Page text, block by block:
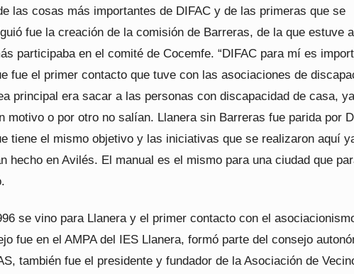
las cosas más importantes de DIFAC y de las primeras que se
fue la creación de la comisión de Barreras, de la que estuve
participaba en el comité de Cocemfe. “DIFAC para mí es
fue el primer contacto que tuve con las asociaciones de
principal era sacar a las personas con discapacidad de casa,
motivo o por otro no salían. Llanera sin Barreras fue parida por
tiene el mismo objetivo y las iniciativas que se realizaron aquí
hecho en Avilés. El manual es el mismo para una ciudad que
se vino para Llanera y el primer contacto con el
fue en el AMPA del IES Llanera, formó parte del consejo
también fue el presidente y fundador de la Asociación de